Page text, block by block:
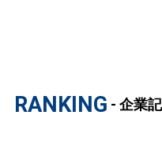
RANKING - 企業